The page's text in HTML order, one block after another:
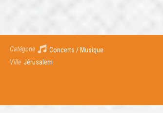
Catégorie
Concerts / Musique
Ville Jérusalem